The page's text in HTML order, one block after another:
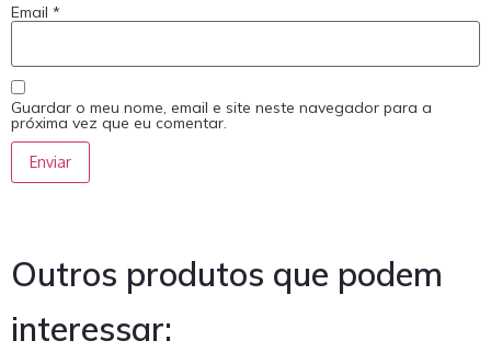
Email *
Guardar o meu nome, email e site neste navegador para a
próxima vez que eu comentar.
Outros produtos que podem
interessar: